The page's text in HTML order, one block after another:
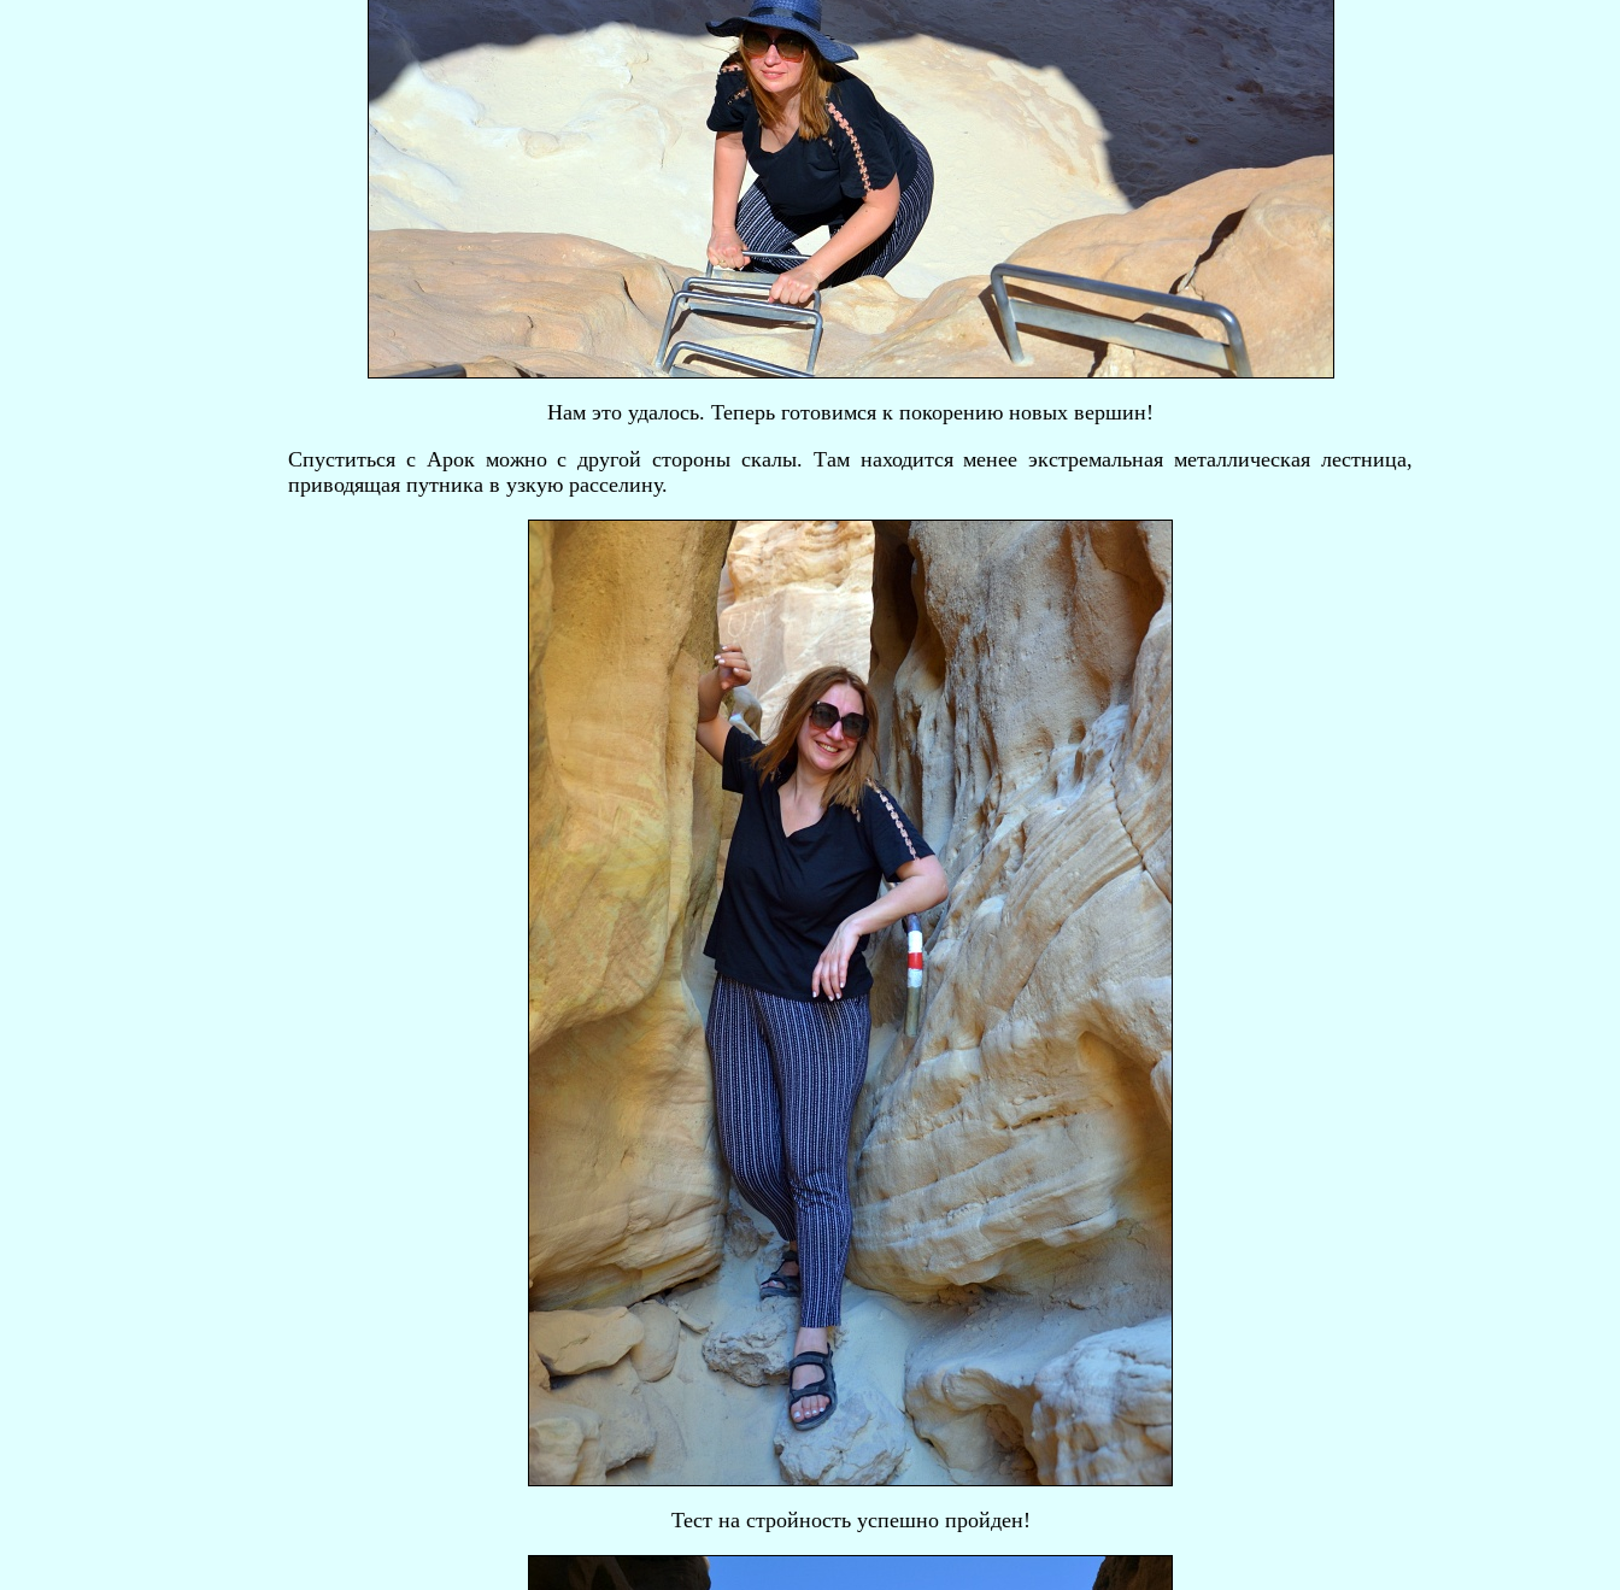
Нам это удалось. Теперь готовимся к покорению новых вершин!
Спуститься с Арок можно с другой стороны скалы. Там находится менее экстремальная металлическая лестница,
приводящая путника в узкую расселину.
Тест на стройность успешно пройден!